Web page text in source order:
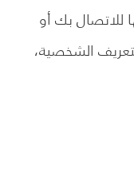
للاتصال بك أو
الشخصية،